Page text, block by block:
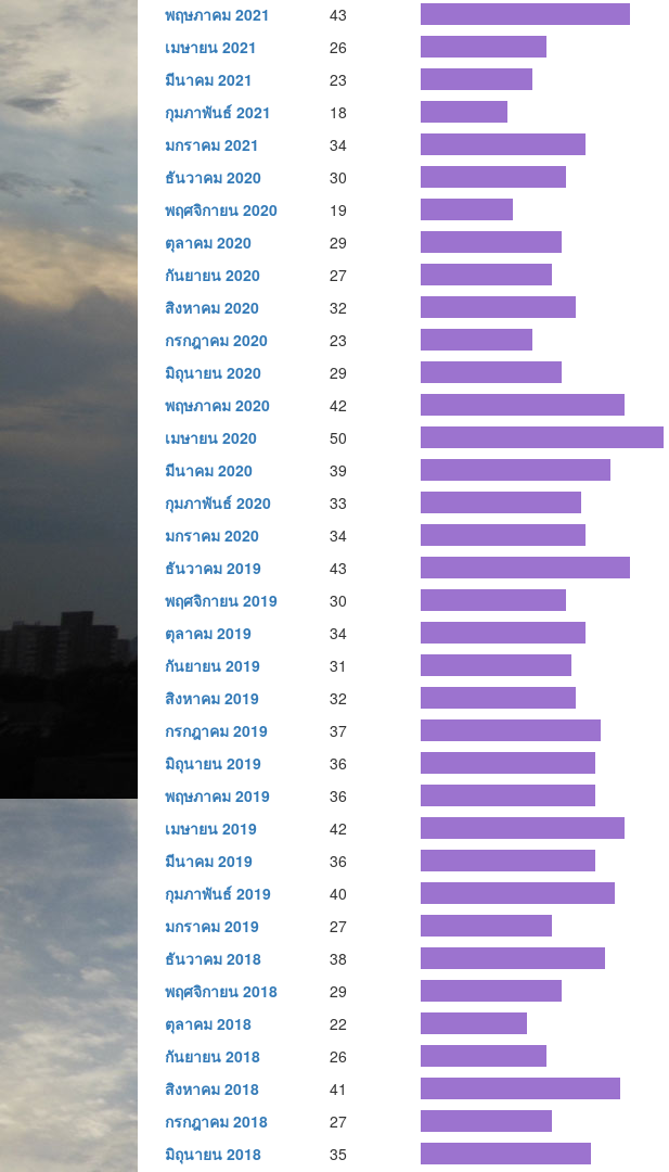
พฤษภาคม 2021
43
เมษายน 2021
26
มีนาคม 2021
23
กุมภาพันธ์ 2021
18
มกราคม 2021
34
ธันวาคม 2020
30
พฤศจิกายน 2020
19
ตุลาคม 2020
29
กันยายน 2020
27
สิงหาคม 2020
32
กรกฎาคม 2020
23
มิถุนายน 2020
29
พฤษภาคม 2020
42
เมษายน 2020
50
มีนาคม 2020
39
กุมภาพันธ์ 2020
33
มกราคม 2020
34
ธันวาคม 2019
43
พฤศจิกายน 2019
30
ตุลาคม 2019
34
กันยายน 2019
31
สิงหาคม 2019
32
กรกฎาคม 2019
37
มิถุนายน 2019
36
พฤษภาคม 2019
36
เมษายน 2019
42
มีนาคม 2019
36
กุมภาพันธ์ 2019
40
มกราคม 2019
27
ธันวาคม 2018
38
พฤศจิกายน 2018
29
ตุลาคม 2018
22
กันยายน 2018
26
สิงหาคม 2018
41
กรกฎาคม 2018
27
มิถุนายน 2018
35